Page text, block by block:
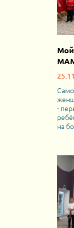
-
на